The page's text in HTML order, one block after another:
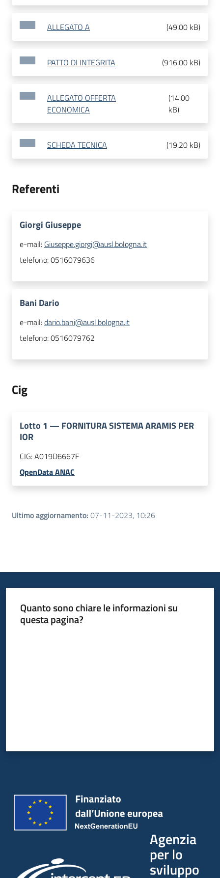
ALLEGATO A (49.00 kB)
PATTO DI INTEGRITA (916.00 kB)
ALLEGATO OFFERTA
ECONOMICA
(14.00
kB)
SCHEDA TECNICA (19.20 kB)
Referenti
Giorgi Giuseppe
e-mail: Giuseppe.giorgi@ausl.bologna.it
telefono:0516079636
Bani Dario
e-mail:dario.bani@ausl.bologna.it
telefono:0516079762
Cig
Lotto 1 — FORNITURA SISTEMA ARAMIS PER
IOR
CIG:A019D6667F
OpenData ANAC
Ultimo aggiornamento: 07-11-2023, 10:26
Quanto sono chiare le informazioni su
questa pagina?
Agenzia
per lo
sviluppo